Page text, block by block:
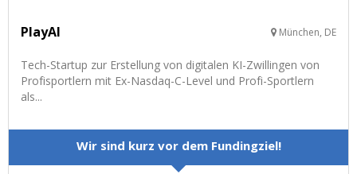
PlayAI München, DE
Tech-Startup zur Erstellung von digitalen KI-Zwillingen von
Profisportlern mit Ex-Nasdaq-C-Level und Profi-Sportlern
als...
Wir sind kurz vor dem Fundingziel!